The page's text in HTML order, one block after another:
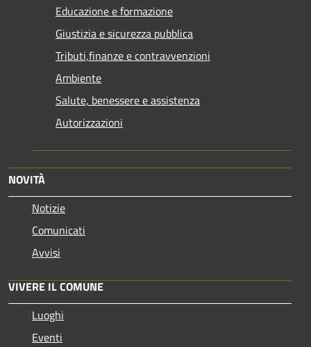
Educazione e formazione
Giustizia e sicurezza pubblica
Tributi,finanze e contravvenzioni
Ambiente
Salute, benessere e assistenza
Autorizzazioni
NOVITÀ
Notizie
Comunicati
Avvisi
VIVERE IL COMUNE
Luoghi
Eventi